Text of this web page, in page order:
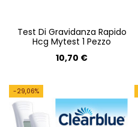
Test Di Gravidanza Rapido
Hcg Mytest 1 Pezzo
10,70 €
-29,06%